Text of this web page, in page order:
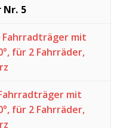
5
mit
für 2 Fahrräder,